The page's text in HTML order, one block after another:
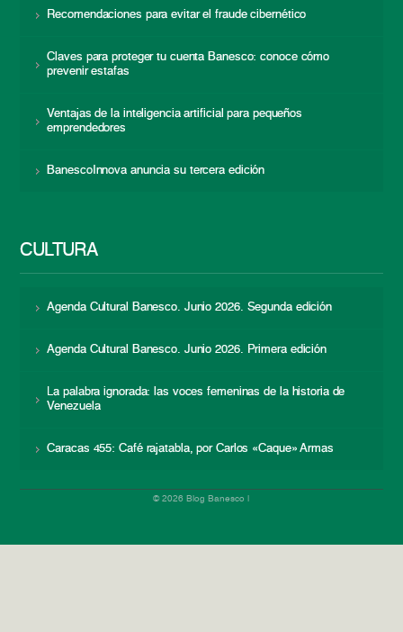
Recomendaciones para evitar el fraude cibernético
Claves para proteger tu cuenta Banesco: conoce cómo
prevenir estafas
Ventajas de la inteligencia artificial para pequeños
emprendedores
BanescoInnova anuncia su tercera edición
CULTURA
Agenda Cultural Banesco. Junio 2026. Segunda edición
Agenda Cultural Banesco. Junio 2026. Primera edición
La palabra ignorada: las voces femeninas de la historia de
Venezuela
Caracas 455: Café rajatabla, por Carlos «Caque» Armas
© 2026 Blog Banesco |